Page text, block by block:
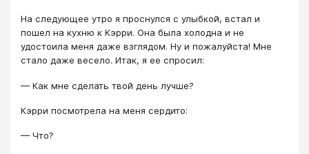
На следующее утро я проснулся с улыбкой, встал и
пошел на кухню к Кэрри. Она была холодна и не
удостоила меня даже взглядом. Ну и пожалуйста! Мне
стало даже весело. Итак, я ее спросил:
— Как мне сделать твой день лучше?
Кэрри посмотрела на меня сердито:
— Что?